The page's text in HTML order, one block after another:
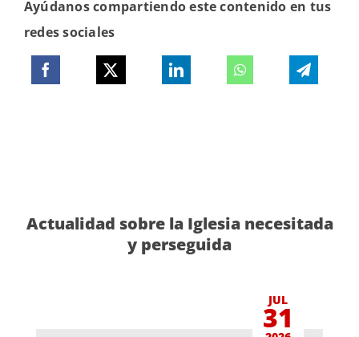
Ayúdanos compartiendo este contenido en tus
redes sociales
Actualidad sobre la Iglesia necesitada
y perseguida
JUL
31